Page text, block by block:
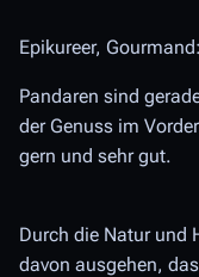
Epikureer, Gourmand:
Pandaren sind
der Genuss im
gern und sehr gut.
Durch die Natur und
davon ausgehen,